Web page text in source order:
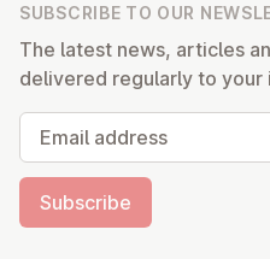
SUBSCRIBE TO OUR
The latest news, articles
delivered regularly to your
Email address
Subscribe